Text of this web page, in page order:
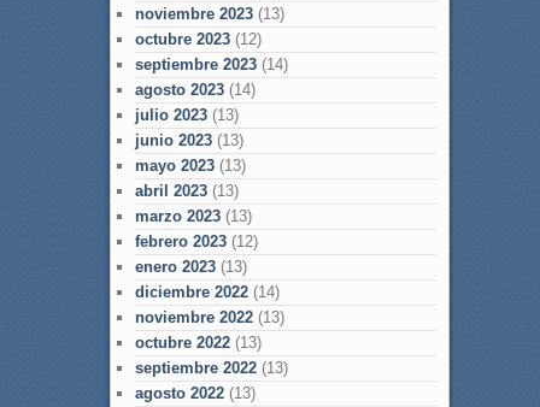
noviembre 2023(13)
octubre 2023(12)
septiembre 2023(14)
agosto 2023(14)
julio 2023(13)
junio 2023(13)
mayo 2023(13)
abril 2023(13)
marzo 2023(13)
febrero 2023(12)
enero 2023(13)
diciembre 2022(14)
noviembre 2022(13)
octubre 2022(13)
septiembre 2022(13)
agosto 2022(13)